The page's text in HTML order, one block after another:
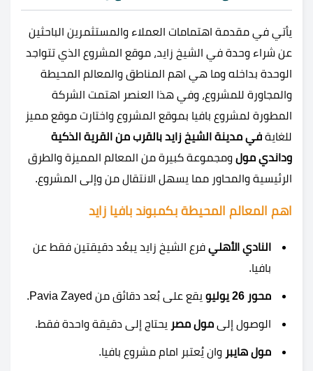
يأتي في مقدمة اهتمامات العملاء والمستثمرين الباحثين
عن شراء وحدة في الشيخ زايد، موقع المشروع الذي تتواجد
الوحدة بداخله وما هي اهم المناطق والمعالم المحيطة
والمجاورة للمشروع، وفي هذا العنصر اهتمت الشركة
المطورة لمشروع بافيا بموقع المشروع واختارت موقع مميز
للغاية في مدينة الشيخ زايد بالقرب من القرية الذكية
وداندي مول ومجموعة كبيرة من المعالم المميزة والطرق
الرئيسية والمحاور مما يسهل الانتقال من وإلى المشروع.
اهم المعالم المحيطة بكمبوند بافيا زايد
النادي الأهلي فرع الشيخ زايد يبعُد دقيقتين فقط عن
بافيا.
محور 26 يوليو يقع على بُعد دقائق من Pavia Zayed.
الوصول إلى مول مصر يحتاج إلى دقيقة واحدة فقط.
مول هايبر وان يُعتبر امام مشروع بافيا.